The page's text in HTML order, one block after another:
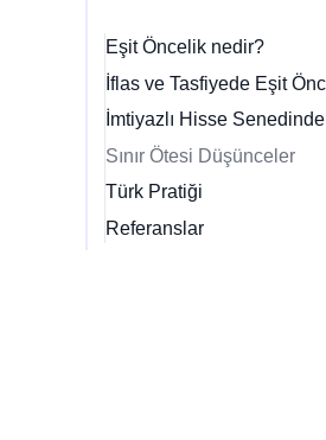
Eşit Öncelik nedir?
Sınır Ötesi Düşünceler
Türk Pratiği
Referanslar